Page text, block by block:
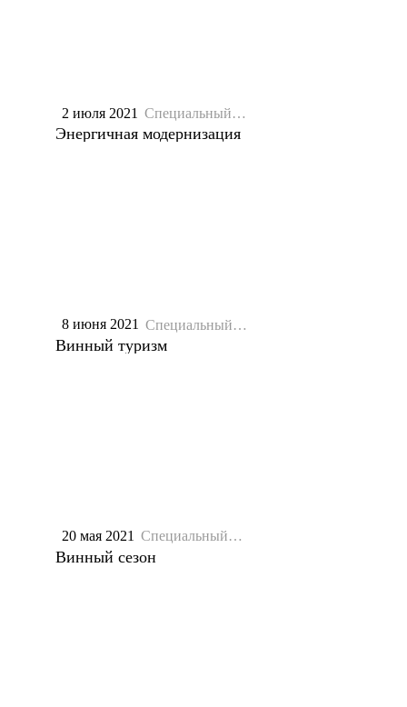
2 июля 2021 Специальный
Энергичная модернизация
8 июня 2021 Специальный
Винный туризм
20 мая 2021 Специальный
Винный сезон